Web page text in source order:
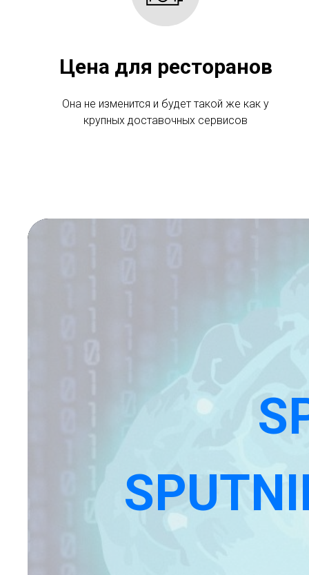
Цена для ресторанов
Она не изменится и будет такой же как у
крупных доставочных сервисов